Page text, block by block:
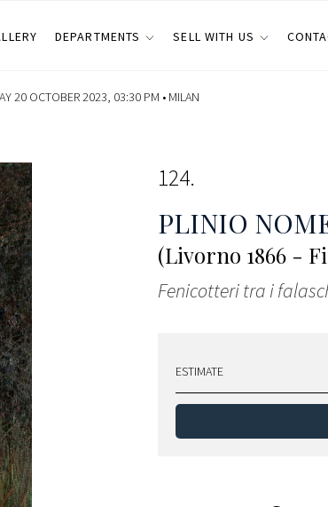
DEPARTMENTS SELL WITH US
20 OCTOBER 2023, 03:30 PM • MILAN
124
PLINIO
(Livorno 1866 -
Fenicotteri tra i
ESTIMATE